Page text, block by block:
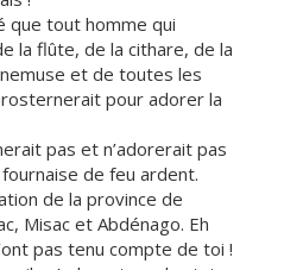
que tout homme qui
la flûte, de la cithare, de la
et de toutes les
pour adorer la
pas et n’adorerait pas
de feu ardent.
de la province de
Misac et Abdénago. Eh
pas tenu compte de toi !